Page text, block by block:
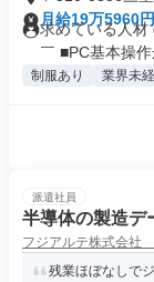
月給19万5960
求めている人材
￣ ■PC基本操作
制服あり 業界未
派遣社員
半導体の製造デ
フジアルテ株式会社
残業ほぼなしで